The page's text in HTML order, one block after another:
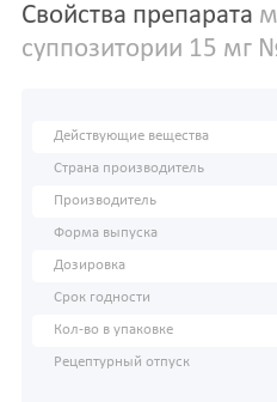
Свойства препарата
суппозитории 15 мг
Действующие вещества
Страна производитель
Производитель
Форма выпуска
Дозировка
Срок годности
Кол-во в упаковке
Рецептурный отпуск